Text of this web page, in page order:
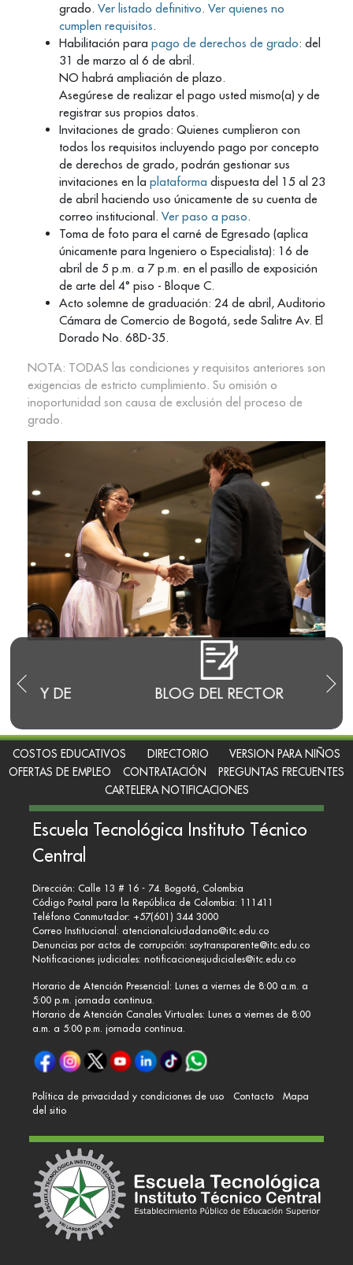
BLOG DEL RECTOR
grado. Ver listado definitivo. Ver quienes no
cumplen requisitos.
Habilitación para pago de derechos de grado: del
31 de marzo al 6 de abril.
NO habrá ampliación de plazo.
Asegúrese de realizar el pago usted mismo(a) y de
registrar sus propios datos.
Invitaciones de grado: Quienes cumplieron con
todos los requisitos incluyendo pago por concepto
de derechos de grado, podrán gestionar sus
invitaciones en la plataforma dispuesta del 15 al 23
de abril haciendo uso únicamente de su cuenta de
correo institucional. Ver paso a paso.
Toma de foto para el carné de Egresado (aplica
únicamente para Ingeniero o Especialista): 16 de
abril de 5 p.m. a 7 p.m. en el pasillo de exposición
de arte del 4° piso - Bloque C.
Acto solemne de graduación: 24 de abril, Auditorio
Cámara de Comercio de Bogotá, sede Salitre Av. El
Dorado No. 68D-35.
NOTA: TODAS las condiciones y requisitos anteriores son
exigencias de estricto cumplimiento. Su omisión o
inoportunidad son causa de exclusión del proceso de
grado.
COSTOS EDUCATIVOS DIRECTORIO
VERSION PARA NIÑOS
OFERTAS DE EMPLEO
CONTRATACIÓN
PREGUNTAS FRECUENTES
CARTELERA NOTIFICACIONES
Escuela Tecnológica Instituto Técnico
Central
Dirección: Calle 13 # 16 - 74. Bogotá, Colombia
Código Postal para la República de Colombia: 111411
Teléfono Conmutador: +57(601) 344 3000
Correo Institucional: atencionalciudadano@itc.edu.co
Denuncias por actos de corrupción: soytransparente@itc.edu.co
Notificaciones judiciales: notificacionesjudiciales@itc.edu.co
Horario de Atención Presencial: Lunes a viernes de 8:00 a.m. a
5:00 p.m. jornada continua.
Horario de Atención Canales Virtuales: Lunes a viernes de 8:00
a.m. a 5:00 p.m. jornada continua.
Política de privacidad y condiciones de uso Contacto
Mapa
del sitio